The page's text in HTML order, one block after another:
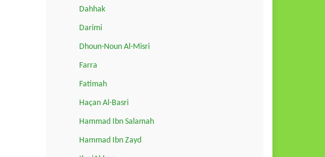
Dahhak
Darimi
Dhoun-Noun Al-Misri
Farra
Fatimah
Haçan Al-Basri
Hammad Ibn Salamah
Hammad Ibn Zayd